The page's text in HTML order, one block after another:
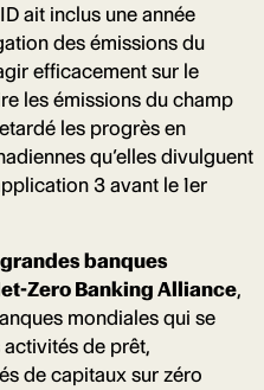
ait inclus une année
des émissions du
efficacement sur le
les émissions du champ
les progrès en
qu’elles divulguent
3 avant le 1er
banques
Zero Banking Alliance,
mondiales qui se
de prêt,
de capitaux sur zéro